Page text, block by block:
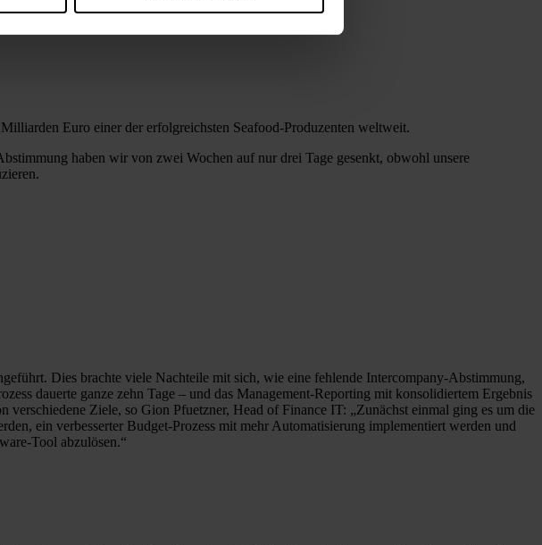
Euro einer der erfolgreichsten Seafood-Produzenten weltweit.
haben wir von zwei Wochen auf nur drei Tage gesenkt, obwohl unsere
Dies brachte viele Nachteile mit sich, wie eine fehlende Intercompany-Abstimmung,
dauerte ganze zehn Tage – und das Management-Reporting mit konsolidiertem Ergebnis
Ziele, so Gion Pfuetzner, Head of Finance IT: „Zunächst einmal ging es um die
ein verbesserter Budget-Prozess mit mehr Automatisierung implementiert werden und
Tool abzulösen.“